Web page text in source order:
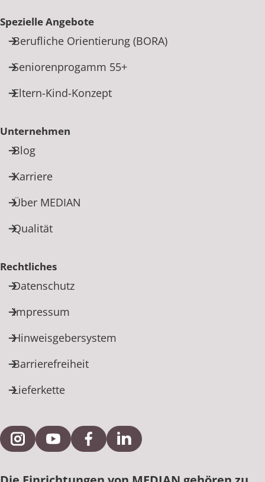
Spezielle Angebote
Berufliche Orientierung (BORA)
Seniorenprogamm 55+
Eltern-Kind-Konzept
Unternehmen
Blog
Karriere
Über MEDIAN
Qualität
Rechtliches
Datenschutz
Impressum
Hinweisgebersystem
Barrierefreiheit
Lieferkette
Externe Verlinkung zu Instagram
Externe Verlinkung zu YouTube
Externe Verlinkung zu Facebook
Externe Verlinkung zu